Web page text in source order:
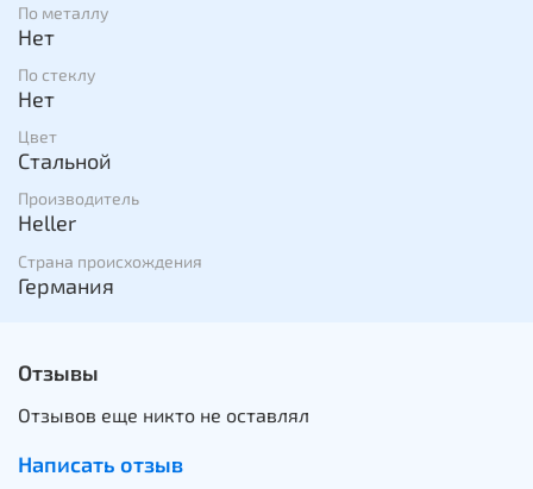
По металлу
Нет
По стеклу
Нет
Цвет
Стальной
Производитель
Heller
Страна происхождения
Германия
Отзывы
Отзывов еще никто не оставлял
Написать отзыв